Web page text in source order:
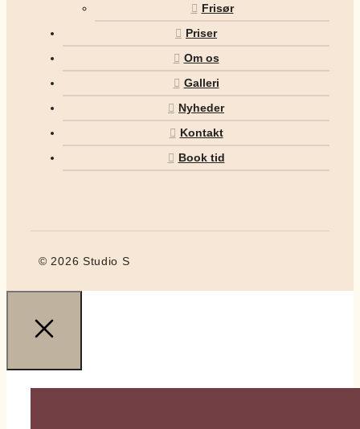
Frisør
Priser
Om os
Galleri
Nyheder
Kontakt
Book tid
© 2026 Studio S